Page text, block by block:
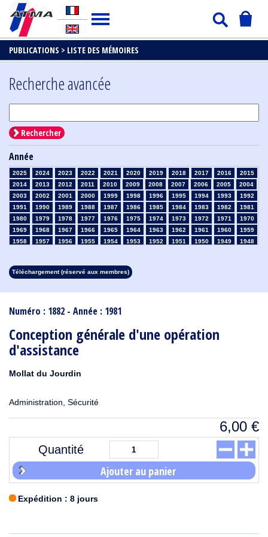
PUBLICATIONS > LISTE DES MÉMOIRES
Numéro : 1882 - Année : 1981
Conception générale d'une opération
d'assistance
Mollat du Jourdin
Administration, Sécurité
6,00 €
Quantité
Ajouter au panier
Expédition : 8 jours
Recherche avancée
Rechercher
Année
2025 2024 2023 2022 2021 2020 2019 2018 2017 2016
2015
2014
2013 2012 2011 2010 2009 2008 2007 2006 2005
2004
2003
2002 2001 2000 1999 1998 1996 1995 1994 1993
1992
1991
1990 1989 1988 1987 1986 1985 1984 1983 1982
1981
1980
1979 1978 1977 1976 1975 1974 1973 1972 1971
1970
1969
1968 1967 1966 1965 1964 1963 1962 1961 1960
1959
1958
1957 1956 1955 1954 1953 1952 1951 1950 1949
1948
1913
1912 1911 1910 1909 1908
Téléchargement (réservé aux membres)